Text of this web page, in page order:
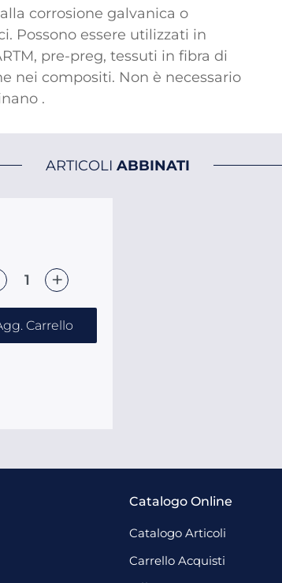
corrosione galvanica o
Possono essere utilizzati in
pre-preg, tessuti in fibra di
nei compositi. Non è necessario
.
ARTICOLI ABBINATI
Carrello
Catalogo Online
Catalogo Articoli
Carrello Acquisti